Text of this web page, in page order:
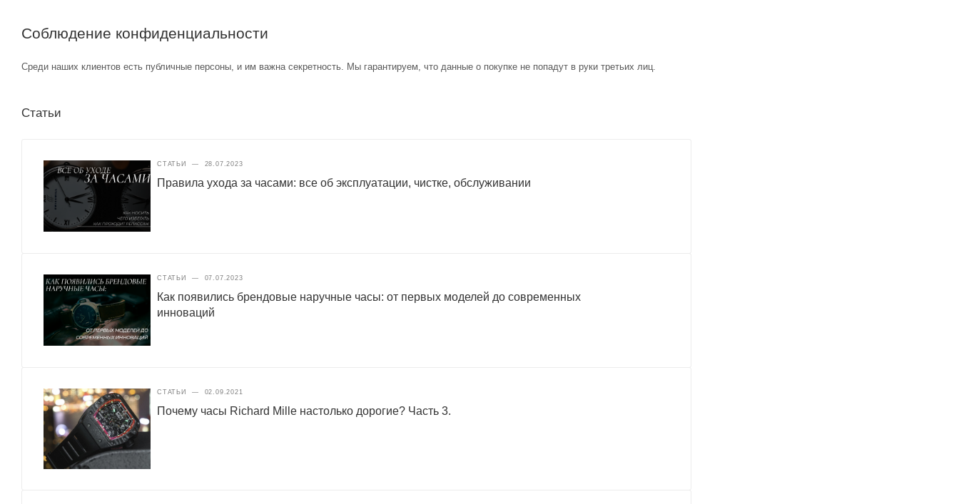
Соблюдение конфиденциальности
Среди наших клиентов есть публичные персоны, и им важна секретность. Мы гарантируем, что данные о покупке не попадут в руки третьих лиц.
Статьи
СТАТЬИ — 28.07.2023
Правила ухода за часами: все об эксплуатации, чистке, обслуживании
СТАТЬИ — 07.07.2023
Как появились брендовые наручные часы: от первых моделей до современных
инноваций
СТАТЬИ — 02.09.2021
Почему часы Richard Mille настолько дорогие? Часть 3.